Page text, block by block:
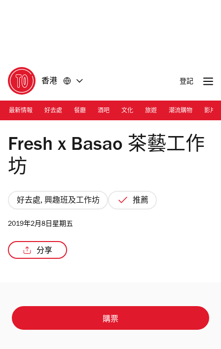
香港 登記
最新情報 好去處 餐廳 酒吧 文化 旅遊 潮流購物 影片
Henry.W
Fresh x Basao 茶藝工作
坊
好去處, 興趣班及工作坊 推薦
2019年2月8日星期五
分享
購票